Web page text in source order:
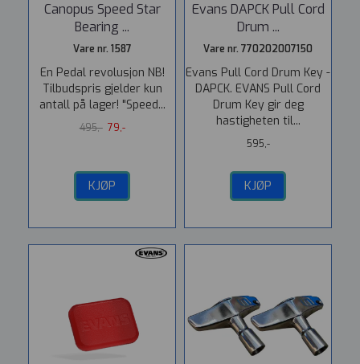
Canopus Speed Star
Bearing ...
Vare nr. 1587
En Pedal revolusjon NB!
Tilbudspris gjelder kun
antall på lager! "Speed...
495,- 79,-
KJØP
Evans DAPCK Pull Cord
Drum ...
Vare nr. 770202007150
Evans Pull Cord Drum Key -
DAPCK. EVANS Pull Cord
Drum Key gir deg
hastigheten til...
595,-
KJØP